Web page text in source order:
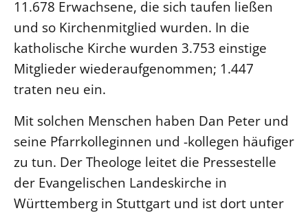
11.678 Erwachsene, die sich taufen ließen
und so Kirchenmitglied wurden. In die
katholische Kirche wurden 3.753 einstige
Mitglieder wiederaufgenommen; 1.447
traten neu ein.
Mit solchen Menschen haben Dan Peter und
seine Pfarrkolleginnen und -kollegen häufiger
zu tun. Der Theologe leitet die Pressestelle
der Evangelischen Landeskirche in
Württemberg in Stuttgart und ist dort unter
Älterwerden im Pfarrberuf
Beteiligungsverfahren
Beschwerdestellen
Ephoralbüro
Finanzplanung
Fundraising
IT-Service
Corporate Design
Interventionsplan
Jahresgespräche